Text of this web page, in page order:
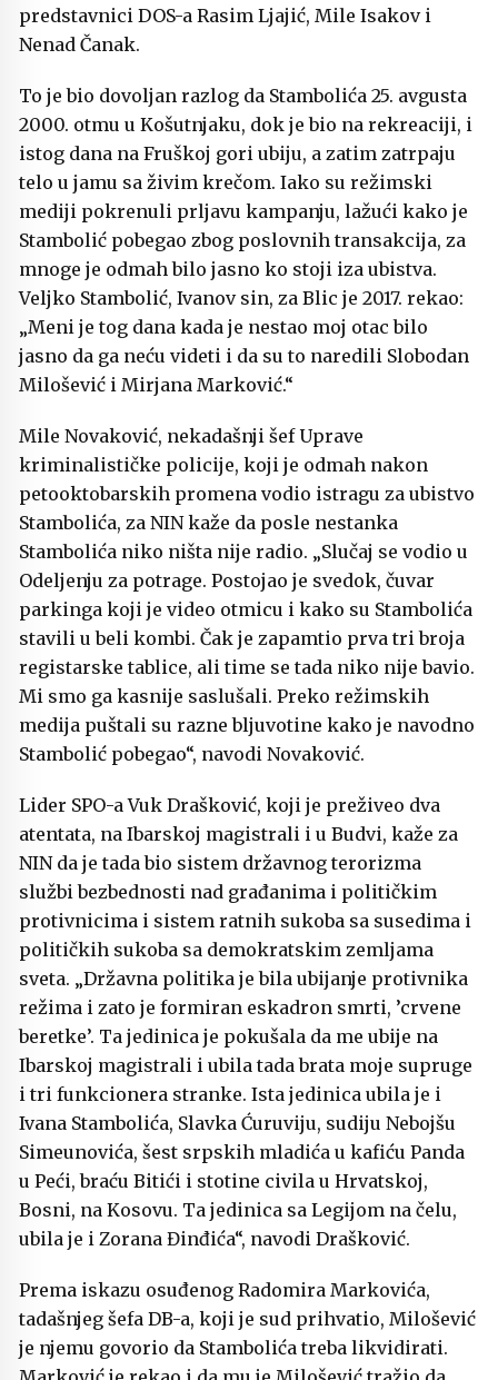
predstavnici DOS-a Rasim Ljajić, Mile Isakov i
Nenad Čanak.
To je bio dovoljan razlog da Stambolića 25. avgusta
2000. otmu u Košutnjaku, dok je bio na rekreaciji, i
istog dana na Fruškoj gori ubiju, a zatim zatrpaju
telo u jamu sa živim krečom. Iako su režimski
mediji pokrenuli prljavu kampanju, lažući kako je
Stambolić pobegao zbog poslovnih transakcija, za
mnoge je odmah bilo jasno ko stoji iza ubistva.
Veljko Stambolić, Ivanov sin, za Blic je 2017. rekao:
„Meni je tog dana kada je nestao moj otac bilo
jasno da ga neću videti i da su to naredili Slobodan
Milošević i Mirjana Marković.“
Mile Novaković, nekadašnji šef Uprave
kriminalističke policije, koji je odmah nakon
petooktobarskih promena vodio istragu za ubistvo
Stambolića, za NIN kaže da posle nestanka
Stambolića niko ništa nije radio. „Slučaj se vodio u
Odeljenju za potrage. Postojao je svedok, čuvar
parkinga koji je video otmicu i kako su Stambolića
stavili u beli kombi. Čak je zapamtio prva tri broja
registarske tablice, ali time se tada niko nije bavio.
Mi smo ga kasnije saslušali. Preko režimskih
medija puštali su razne bljuvotine kako je navodno
Stambolić pobegao“, navodi Novaković.
Lider SPO-a Vuk Drašković, koji je preživeo dva
atentata, na Ibarskoj magistrali i u Budvi, kaže za
NIN da je tada bio sistem državnog terorizma
službi bezbednosti nad građanima i političkim
protivnicima i sistem ratnih sukoba sa susedima i
političkih sukoba sa demokratskim zemljama
sveta. „Državna politika je bila ubijanje protivnika
režima i zato je formiran eskadron smrti, ’crvene
beretke’. Ta jedinica je pokušala da me ubije na
Ibarskoj magistrali i ubila tada brata moje supruge
i tri funkcionera stranke. Ista jedinica ubila je i
Ivana Stambolića, Slavka Ćuruviju, sudiju Nebojšu
Simeunovića, šest srpskih mladića u kafiću Panda
u Peći, braću Bitići i stotine civila u Hrvatskoj,
Bosni, na Kosovu. Ta jedinica sa Legijom na čelu,
ubila je i Zorana Đinđića“, navodi Drašković.
Prema iskazu osuđenog Radomira Markovića,
tadašnjeg šefa DB-a, koji je sud prihvatio, Milošević
je njemu govorio da Stambolića treba likvidirati.